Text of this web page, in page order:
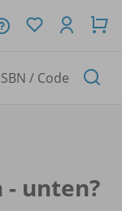
- unten?